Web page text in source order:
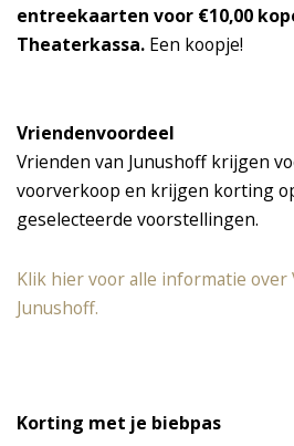
entreekaarten voor €10,00
Theaterkassa. Een koopje!
Vriendenvoordeel
Vrienden van Junushoff krijgen
voorverkoop en krijgen korting
geselecteerde voorstellingen.
Klik hier voor alle informatie over
Junushoff.
Korting met je biebpas